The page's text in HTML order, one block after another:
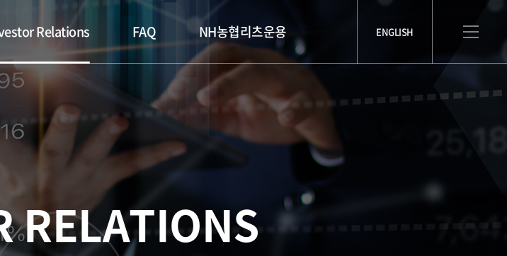
ENGLISH
Relations FAQ NH농협리츠운용
RELATIONS